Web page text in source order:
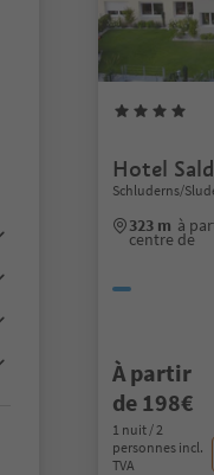
Hotel
Schluderns/
323 m à
centre de
À partir
de 198€
1 nuit / 2
personnes incl.
TVA